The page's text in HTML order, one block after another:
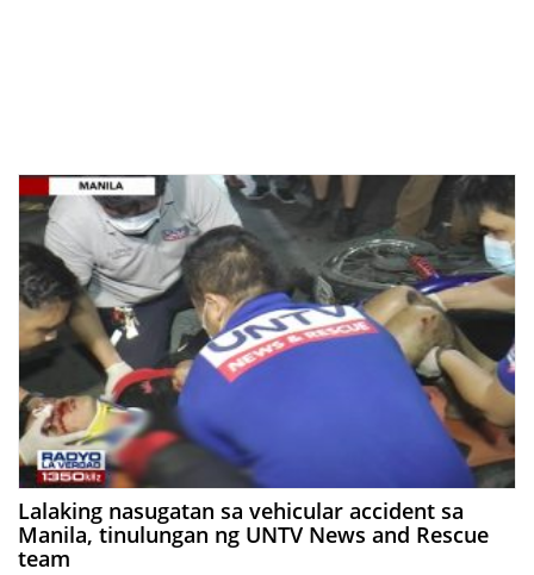
Lalaking nasugatan sa vehicular accident sa
Manila, tinulungan ng UNTV News and Rescue
team